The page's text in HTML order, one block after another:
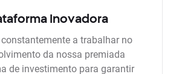
Inovadora
a trabalhar no
da nossa premiada
de investimento para garantir